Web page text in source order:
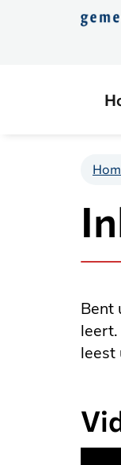
Bent
leest